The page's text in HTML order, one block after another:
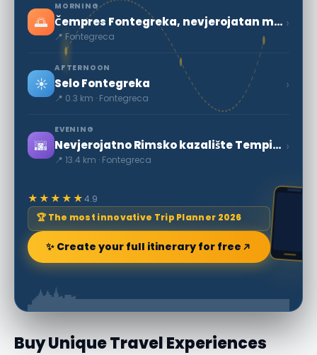
🌅
MORNING
Čempres Fontegreka, nevjerojatan mjesto
📍 Fontegreca
›
☀️
AFTERNOON
Selo Fontegreka
📍 0.3 km · Fontegreca
›
🌆
EVENING
Nevjerojatno Rimsko kazalište Tempio di Pietravairano
📍 13.4 km · Fontegreca
›
★★★★★4.9
🏆 The most innovative Trip Planner 2026
✨ Create your full itinerary for free
Buy Unique Travel Experiences